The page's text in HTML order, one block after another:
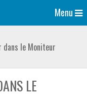
Menu
dans le Moniteur
LE